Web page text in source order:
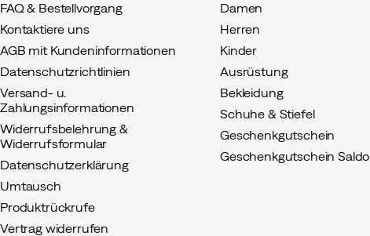
FAQ & Bestellvorgang
Kontaktiere uns
AGB mit Kundeninformationen
Datenschutzrichtlinien
Versand- u.
Zahlungsinformationen
Widerrufsbelehrung &
Widerrufsformular
Datenschutzerklärung
Umtausch
Produktrückrufe
Vertrag widerrufen
Damen
Herren
Kinder
Ausrüstung
Bekleidung
Schuhe & Stiefel
Geschenkgutschein
Geschenkgutschein Saldo